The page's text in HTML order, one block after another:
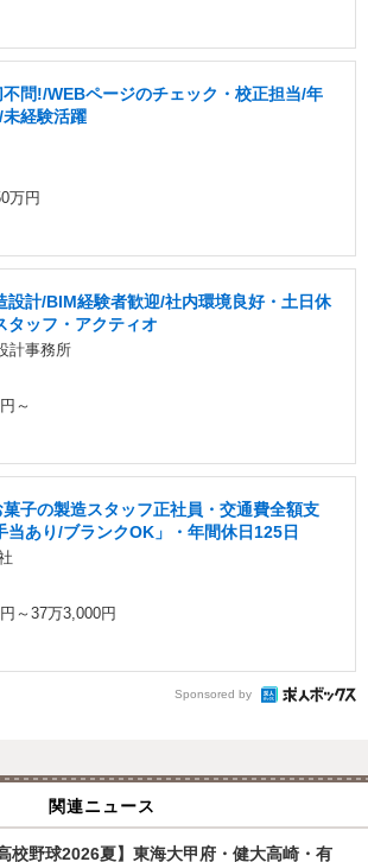
問!/WEBページのチェック・校正担当/年
経験活躍
万円
設計/BIM経験者歓迎/社内環境良好・土日休
ッフ・アクティオ
計事務所
～
子の製造スタッフ正社員・交通費全額支
当あり/ブランクOK」・年間休日125日
～37万3,000円
Sponsored by
関連ニュース
高校野球2026夏】東海大甲府・健大高崎・有